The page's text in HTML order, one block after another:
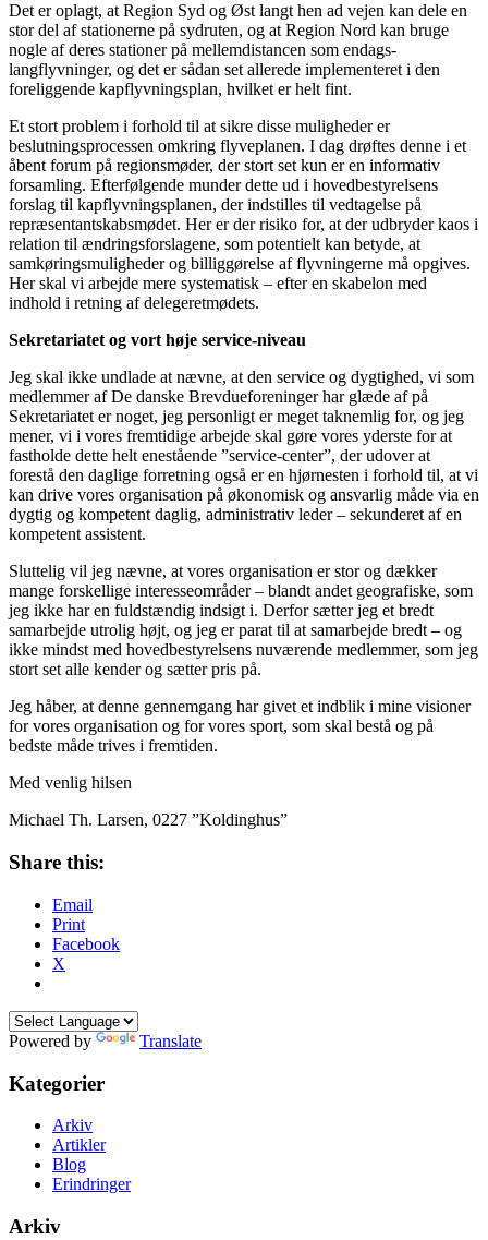
Det er oplagt, at Region Syd og Øst langt hen ad vejen kan dele en
stor del af stationerne på sydruten, og at Region Nord kan bruge
nogle af deres stationer på mellemdistancen som endags-
langflyvninger, og det er sådan set allerede implementeret i den
foreliggende kapflyvningsplan, hvilket er helt fint.
Et stort problem i forhold til at sikre disse muligheder er
beslutningsprocessen omkring flyveplanen. I dag drøftes denne i et
åbent forum på regionsmøder, der stort set kun er en informativ
forsamling. Efterfølgende munder dette ud i hovedbestyrelsens
forslag til kapflyvningsplanen, der indstilles til vedtagelse på
repræsentantskabsmødet. Her er der risiko for, at der udbryder kaos i
relation til ændringsforslagene, som potentielt kan betyde, at
samkøringsmuligheder og billiggørelse af flyvningerne må opgives.
Her skal vi arbejde mere systematisk – efter en skabelon med
indhold i retning af delegeretmødets.
Sekretariatet og vort høje service-niveau
Jeg skal ikke undlade at nævne, at den service og dygtighed, vi som
medlemmer af De danske Brevdueforeninger har glæde af på
Sekretariatet er noget, jeg personligt er meget taknemlig for, og jeg
mener, vi i vores fremtidige arbejde skal gøre vores yderste for at
fastholde dette helt enestående ”service-center”, der udover at
forestå den daglige forretning også er en hjørnesten i forhold til, at vi
kan drive vores organisation på økonomisk og ansvarlig måde via en
dygtig og kompetent daglig, administrativ leder – sekunderet af en
kompetent assistent.
Sluttelig vil jeg nævne, at vores organisation er stor og dækker
mange forskellige interesseområder – blandt andet geografiske, som
jeg ikke har en fuldstændig indsigt i. Derfor sætter jeg et bredt
samarbejde utrolig højt, og jeg er parat til at samarbejde bredt – og
ikke mindst med hovedbestyrelsens nuværende medlemmer, som jeg
stort set alle kender og sætter pris på.
Jeg håber, at denne gennemgang har givet et indblik i mine visioner
for vores organisation og for vores sport, som skal bestå og på
bedste måde trives i fremtiden.
Med venlig hilsen
Michael Th. Larsen, 0227 ”Koldinghus”
Share this:
Email
Print
Facebook
X
Powered by Translate
Kategorier
Arkiv
Artikler
Blog
Erindringer
Arkiv